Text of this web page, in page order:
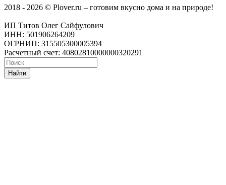
2018 - 2026 © Plover.ru – готовим вкусно дома и на природе!
ИП Титов Олег Сайфулович
ИНН: 501906264209
ОГРНИП: 315505300005394
Расчетный счет: 40802810000000320291
Найти